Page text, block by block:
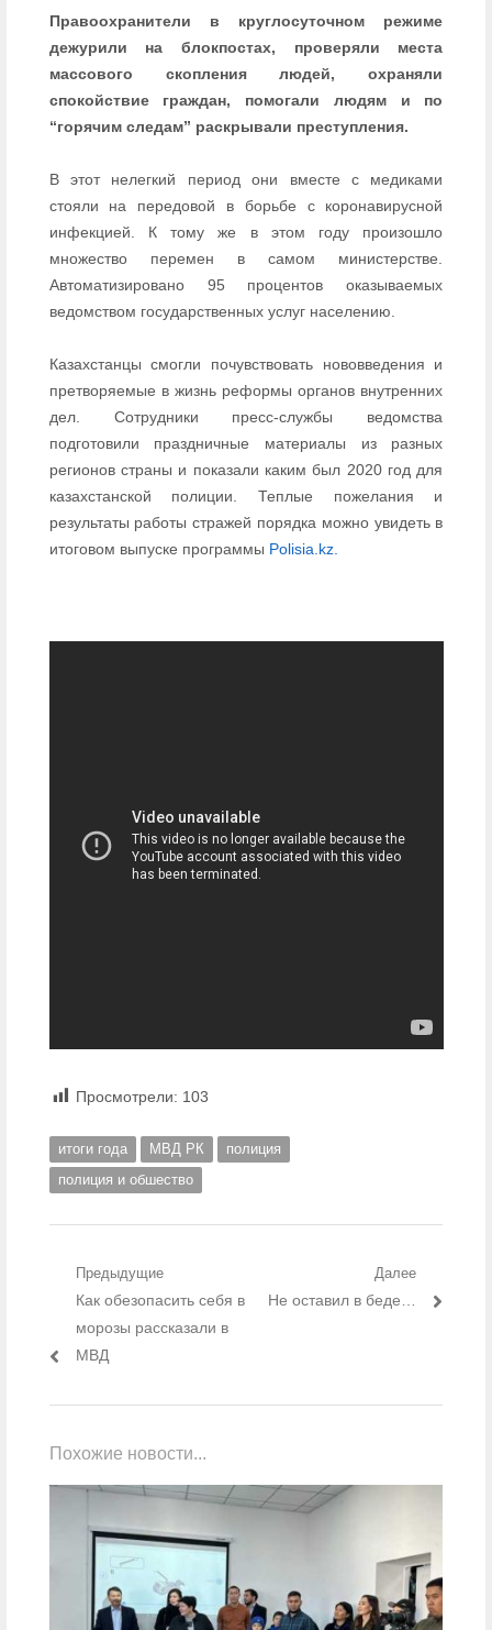
Правоохранители в круглосуточном режиме
дежурили на блокпостах, проверяли места
массового скопления людей, охраняли
спокойствие граждан, помогали людям и по
“горячим следам” раскрывали преступления.
В этот нелегкий период они вместе с медиками
стояли на передовой в борьбе с коронавирусной
инфекцией. К тому же в этом году произошло
множество перемен в самом министерстве.
Автоматизировано 95 процентов оказываемых
ведомством государственных услуг населению.
Казахстанцы смогли почувствовать нововведения и
претворяемые в жизнь реформы органов внутренних
дел. Сотрудники пресс-службы ведомства
подготовили праздничные материалы из разных
регионов страны и показали каким был 2020 год для
казахстанской полиции. Теплые пожелания и
результаты работы стражей порядка можно увидеть в
итоговом выпуске программы Polisia.kz.
Просмотрели: 103
итоги года МВД РК
полиция
полиция и обшество
Навигация по записям
Предыдущие
Предыдущий пост:
Как обезопасить себя в
морозы рассказали в
МВД
Далее
Следующий пост:
Не оставил в беде…
Похожие новости...